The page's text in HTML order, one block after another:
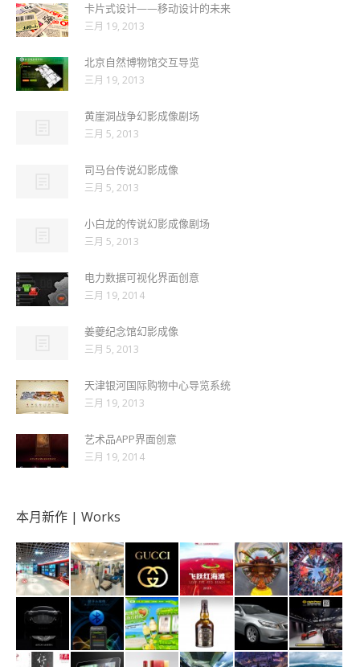
卡片式设计——移动设计的未来
三月 19, 2013
北京自然博物馆交互导览
三月 19, 2013
黄崖洞战争幻影成像剧场
三月 5, 2013
司马台传说幻影成像
三月 5, 2013
小白龙的传说幻影成像剧场
三月 5, 2013
电力数据可视化界面创意
三月 19, 2014
姜夔纪念馆幻影成像
三月 5, 2013
天津银河国际购物中心导览系统
三月 19, 2013
艺术品APP界面创意
三月 19, 2014
本月新作 | Works